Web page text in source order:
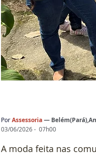
Por Assessoria—
03/06/2026 -  07h00
A moda feita nas